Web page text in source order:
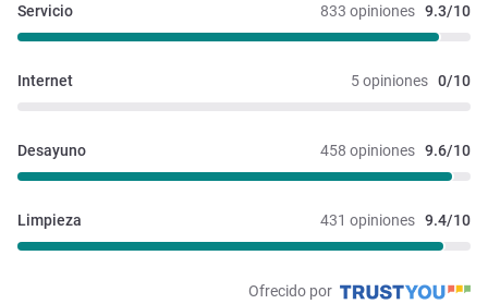
833 opiniones 9.3/10
Servicio
5 opiniones 0/10
Internet
458 opiniones 9.6/10
Desayuno
431 opiniones 9.4/10
Limpieza
Ofrecido por